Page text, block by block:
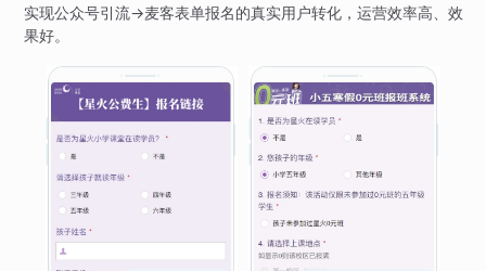
实现公众号引流→麦客表单报名的真实用户转化，运营效率高、效
果好。